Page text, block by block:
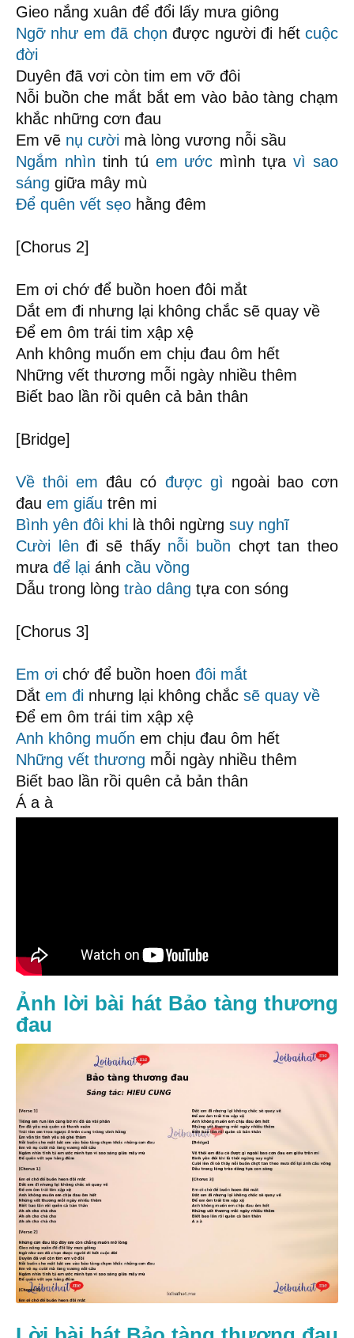
Gieo nắng xuân để đổi lấy mưa giông
Ngỡ như em đã chọn được người đi hếtcuộc
đời
Duyên đã vơi còn tim em vỡ đôi
Nỗi buồn che mắt bắt em vào bảo tàng chạm
khắc những cơn đau
Em vẽ nụ cười mà lòng vương nỗi sầu
Ngắm nhìn tinh tú em ước mình tựavì sao
sáng giữa mây mù
Để quên vết sẹo hằng đêm
[Chorus 2]
Em ơi chớ để buồn hoen đôi mắt
Dắt em đi nhưng lại không chắc sẽ quay về
Để em ôm trái tim xập xệ
Anh không muốn em chịu đau ôm hết
Những vết thương mỗi ngày nhiều thêm
Biết bao lần rồi quên cả bản thân
[Bridge]
Về thôi em đâu có được gì ngoài bao cơn
đau em giấu trên mi
Bình yên đôi khi là thôi ngừng suy nghĩ
Cười lên đi sẽ thấy nỗi buồn chợt tan theo
mưa để lại ánh cầu vồng
Dẫu trong lòng trào dâng tựa con sóng
[Chorus 3]
Em ơi chớ để buồn hoen đôi mắt
Dắt em đi nhưng lại không chắc sẽ quay về
Để em ôm trái tim xập xệ
Anh không muốn em chịu đau ôm hết
Những vết thương mỗi ngày nhiều thêm
Biết bao lần rồi quên cả bản thân
Á a à
Ảnh lời bài hát Bảo tàng thương
đau